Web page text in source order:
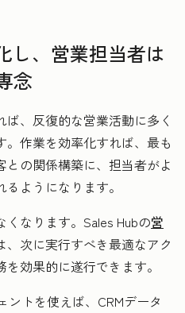
し、営業担当者は
念
、反復的な営業活動に多く
作業を効率化すれば、最も
の関係構築に、担当者がよ
ようになります。
くなります。Sales Hubの営
、次に実行すべき最適なアク
効果的に遂行できます。
ントを使えば、CRMデータ